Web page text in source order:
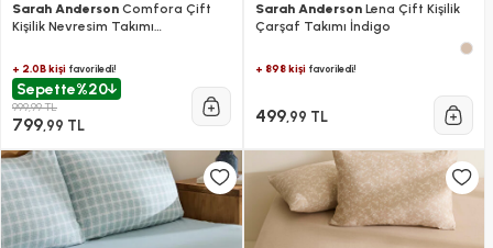
Sarah Anderson Comfora Çift
Kişilik Nevresim Takımı
+ 2.0B kişi favoriledi!
Sepette%20
999,99 TL
799,99 TL
Sarah AndersonLena Çift Kişilik
Çarşaf Takımı İndigo
+ 898 kişifavoriledi!
499,99 TL